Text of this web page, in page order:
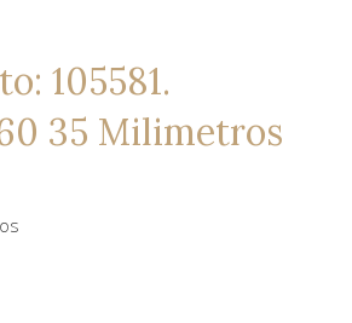
105581.
35 Milimetros